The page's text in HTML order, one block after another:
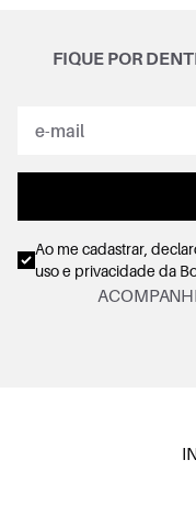
FIQUE POR
Ao me cadastrar,
uso e privacidadeda